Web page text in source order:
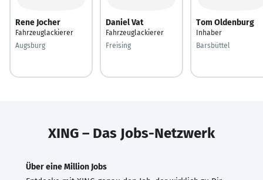
Rene Jocher
Fahrzeuglackierer
Augsburg
Daniel Vat
Fahrzeuglackierer
Freising
Tom Oldenburg
Inhaber
Barsbüttel
XING – Das Jobs-Netzwerk
Über eine Million Jobs